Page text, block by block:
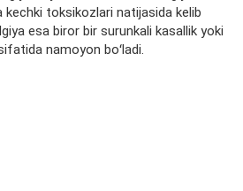
kechki toksikozlari natijasida kelib
esa biror bir surunkali kasallik yoki
namoyon boʻladi.